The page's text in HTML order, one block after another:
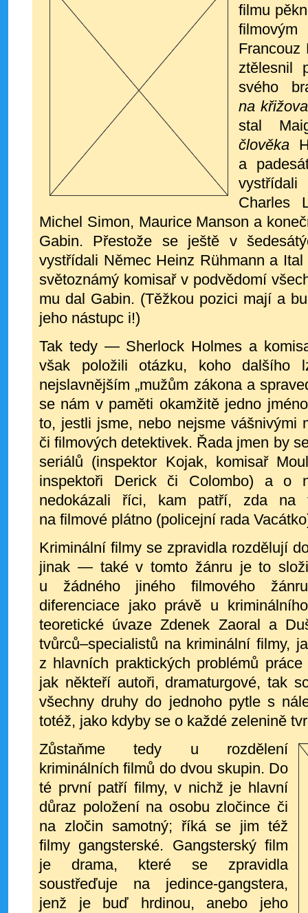
filmu
ztělesnil
svého
na
stal
člověka
a
vystřídali
Charles
Michel Simon, Maurice Manson a
Gabin. Přestože se ještě v
vystřídali Němec Heinz Rühmann a
světoznámý komisař v podvědomí
mu dal Gabin. (Těžkou pozici mají a
jeho nástupc i!)
Tak tedy — Sherlock Holmes a
však položili otázku, koho dalšího
nejslavnějším „mužům zákona a
se nám v paměti okamžitě jedno
to, jestli jsme, nebo nejsme vášnivými
či filmových detektivek. Řada jmen by
seriálů (inspektor Kojak, komisař
inspektoři Derick či Colombo) a o
nedokázali říci, kam patří, zda na
na filmové plátno (policejní rada
Kriminální filmy se zpravidla rozdělují
jinak — také v tomto žánru je to
u žádného jiného filmového
diferenciace jako právě u
teoretické úvaze Zdenek Zaoral a
tvůrců–specialistů na kriminální filmy,
z hlavních praktických problémů
jak někteří autoři, dramaturgové, tak
všechny druhy do jednoho pytle s
totéž, jako kdyby se o každé zelenině
Zůstaňme tedy u rozdělení
kriminálních filmů do dvou skupin. Do
té první patří filmy, v nichž je hlavní
důraz položení na osobuzločince či
na zločin samotný; říká se jim též
filmy gangsterské. Gangsterský film
je drama, které se zpravidla
soustřeďuje na jedince-gangstera,
jenž je buď hrdinou, anebo jeho